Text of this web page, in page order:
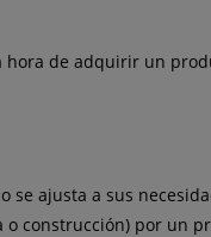
de adquirir un
ajusta a sus
construcción) por